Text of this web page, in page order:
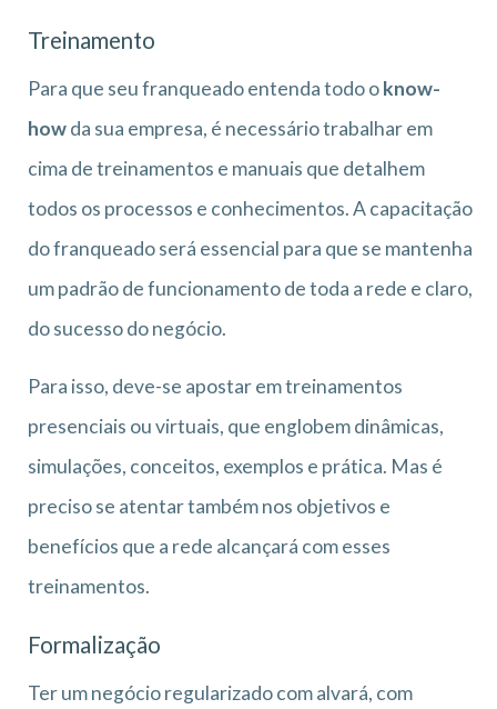
Treinamento
Para que seu franqueado entenda todo oknow-
howda sua empresa, é necessário trabalhar em
cima de treinamentos e manuais que detalhem
todos os processos e conhecimentos. A capacitação
do franqueado será essencial para que se mantenha
um padrão de funcionamento de toda a rede e claro,
do sucesso do negócio.
Para isso, deve-se apostar em treinamentos
presenciais ou virtuais, que englobem dinâmicas,
simulações, conceitos, exemplos e prática. Mas é
preciso se atentar também nos objetivos e
benefícios que a rede alcançará com esses
treinamentos.
Formalização
Ter um negócio regularizado com alvará, com